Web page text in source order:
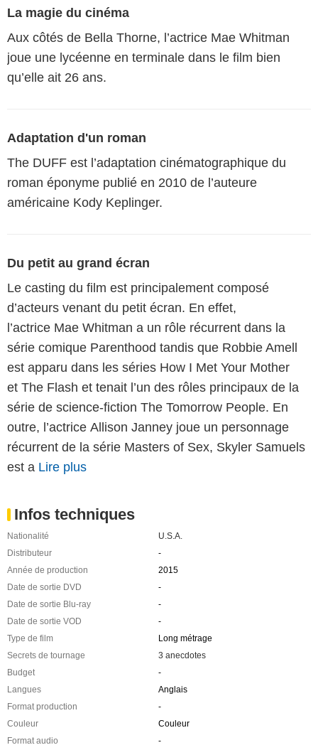
La magie du cinéma
Aux côtés de Bella Thorne, l’actrice Mae Whitman
joue une lycéenne en terminale dans le film bien
qu’elle ait 26 ans.
Adaptation d'un roman
The DUFF est l’adaptation cinématographique du
roman éponyme publié en 2010 de l’auteure
américaine Kody Keplinger.
Du petit au grand écran
Le casting du film est principalement composé
d’acteurs venant du petit écran. En effet,
l’actrice Mae Whitman a un rôle récurrent dans la
série comique Parenthood tandis que Robbie Amell
est apparu dans les séries How I Met Your Mother
et The Flash et tenait l’un des rôles principaux de la
série de science-fiction The Tomorrow People. En
outre, l’actrice Allison Janney joue un personnage
récurrent de la série Masters of Sex, Skyler Samuels
est a Lire plus
Infos techniques
Nationalité
U.S.A.
Distributeur
-
Année de production
2015
Date de sortie DVD
-
Date de sortie Blu-ray
-
Date de sortie VOD
-
Type de film
Long métrage
Secrets de tournage
3 anecdotes
Budget
-
Langues
Anglais
Format production
-
Couleur
Couleur
Format audio
-